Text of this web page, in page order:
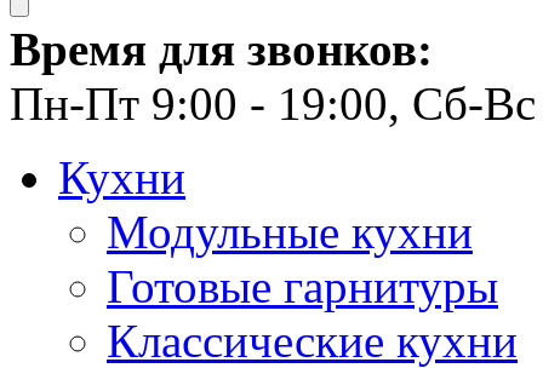
Время для звонков:
Пн-Пт 9:00 - 19:00, Сб-Вс
Кухни
Модульные кухни
Готовые гарнитуры
Классические кухни